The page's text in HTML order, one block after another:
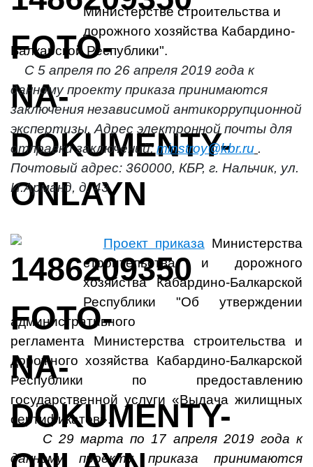
Министерстве строительства и
дорожного хозяйства Кабардино-
Балкарской Республики".
С 5 апреля по 26 апреля 2019 года к
данному проекту приказа принимаются
заключения независимой антикоррупционной
экспертизы. Адрес электронной почты для
отправки заключений:minstroy@kbr.ru .
Почтовый адрес: 360000, КБР, г. Нальчик, ул.
И.Арманд, д. 43
Проект приказа Министерства
строительства и дорожного
хозяйства Кабардино-Балкарской
Республики "Об утверждении
административного
регламента Министерства строительства и
дорожного хозяйства Кабардино-Балкарской
Республики по предоставлению
государственной услуги «Выдача жилищных
сертификатов».
С 29 марта по 17 апреля 2019 года к
данному проекту приказа принимаются